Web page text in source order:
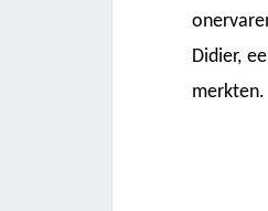
Didier,
merkten.